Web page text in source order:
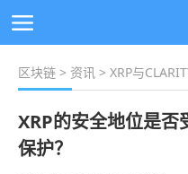
区块链 > 资讯 > XRP与
XRP的安全地位是否
保护？